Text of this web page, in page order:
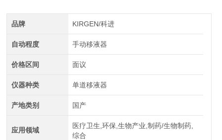
品牌 KIRGEN/科进
自动程度 手动移液器
价格区间 面议
仪器种类 单道移液器
产地类别 国产
应用领域
医疗卫生,环保,生物产业,制药/生物制药,
综合